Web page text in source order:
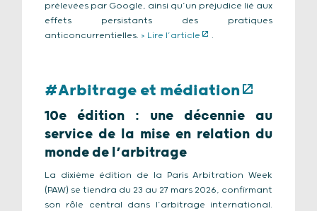
prélevées par Google, ainsi qu’un préjudice lié aux
effets persistants des pratiques
anticoncurrentielles. > Lire l’article .
#Arbitrage et médiation
10e édition : une décennie au
service de la mise en relation du
monde de l’arbitrage
La dixième édition de la Paris Arbitration Week
(PAW) se tiendra du 23 au 27 mars 2026, confirmant
son rôle central dans l’arbitrage international.